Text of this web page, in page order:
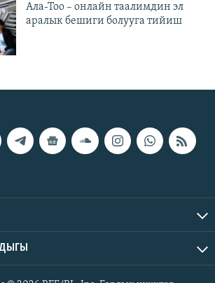
Ала-Тоо – онлайн таалимдин эл
аралык бешиги болууга тийиш